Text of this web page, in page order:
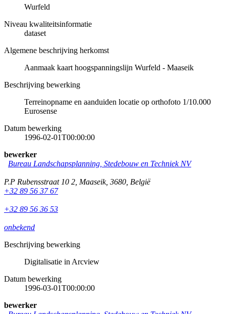
Wurfeld
Niveau kwaliteitsinformatie
dataset
Algemene beschrijving herkomst
Aanmaak kaart hoogspanningslijn Wurfeld - Maaseik
Beschrijving bewerking
Terreinopname en aanduiden locatie op orthofoto 1/10.000
Eurosense
Datum bewerking
1996-02-01T00:00:00
bewerker
Bureau Landschapsplanning, Stedebouw en Techniek NV
P.P Rubensstraat 10 2 Maaseik, 3680 België
+32 89 56 37 67
+32 89 56 36 53
onbekend
Beschrijving bewerking
Digitalisatie in Arcview
Datum bewerking
1996-03-01T00:00:00
bewerker